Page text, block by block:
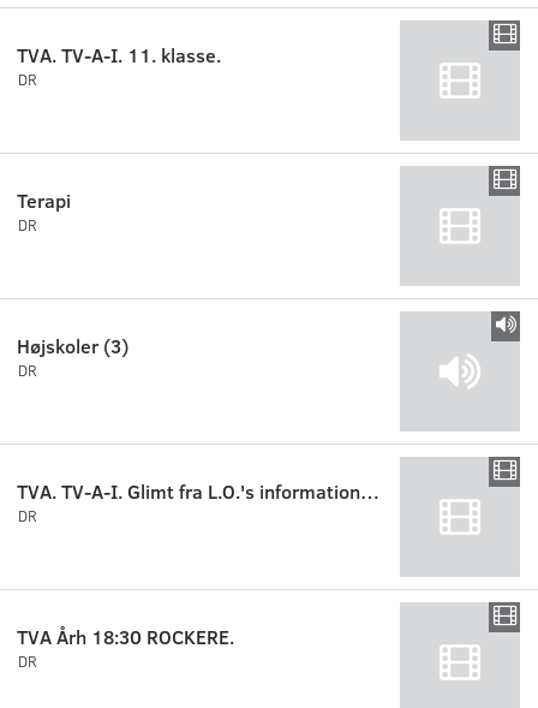
TVA. TV-A-I. 11. klasse.
DR
Terapi
DR
Højskoler (3)
DR
TVA. TV-A-I. Glimt fra L.O.'s informationsmøde i Odense.
DR
TVA Årh 18:30 ROCKERE.
DR